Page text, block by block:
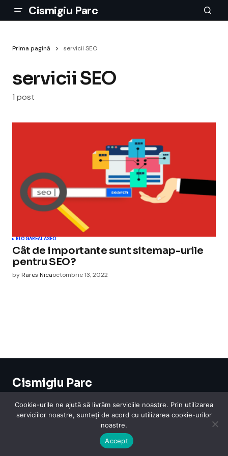
Cismigiu Parc
Prima pagină servicii SEO
servicii SEO
1 post
BLOGAREALASEO
Cât de importante sunt sitemap-urile
pentru SEO?
byRares Nicaoctombrie 13, 2022
Cismigiu Parc
© 2024 CismigiuParc. All Rights Reserved.
Internet
Legislatie Medical Moda Sarbatori Telefoane Contact
Cookie-urile ne ajută să livrăm serviciile noastre. Prin utilizarea
serviciilor noastre, sunteți de acord cu utilizarea cookie-urilor
noastre.
Accept